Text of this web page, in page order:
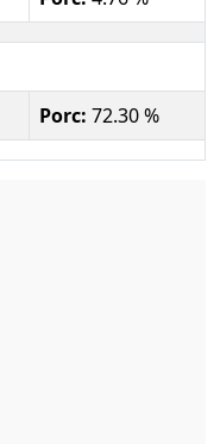
Porc: 72.30 %